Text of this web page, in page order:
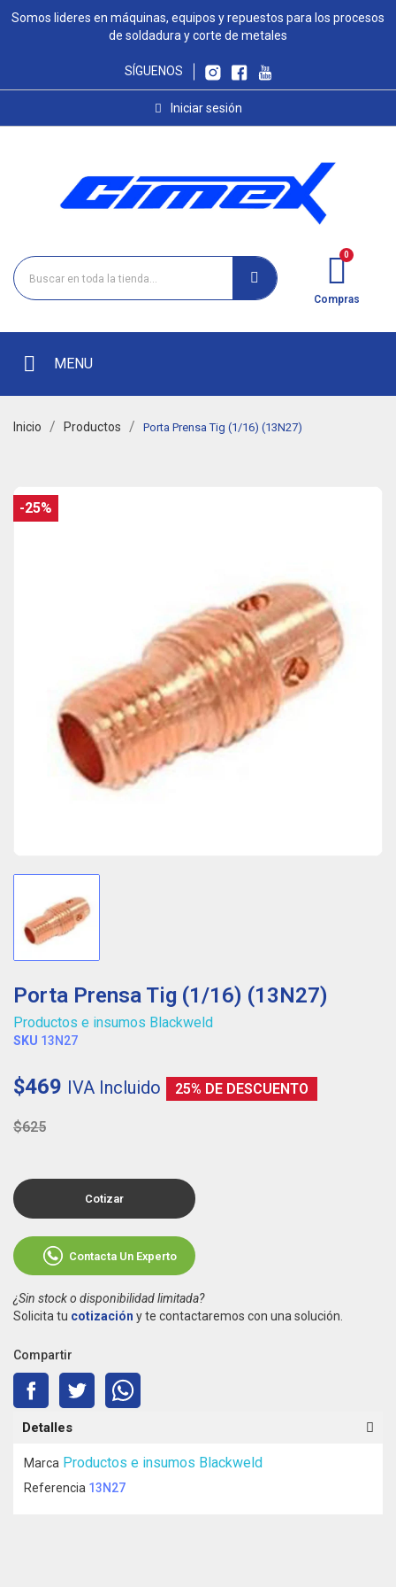
Somos lideres en máquinas, equipos y repuestos para los procesos
de soldadura y corte de metales
SÍGUENOS
Iniciar sesión
Compras
MENU
Inicio Productos Porta Prensa Tig (1/16) (13N27)
-25%
Porta Prensa Tig (1/16) (13N27)
Productos e insumos Blackweld
SKU 13N27
$469 IVA Incluido 25% DE DESCUENTO
$625
Cotizar
Contacta Un Experto
¿Sin stock o disponibilidad limitada?
Solicita tu cotización y te contactaremos con una solución.
Compartir
Detalles
Marca Productos e insumos Blackweld
Referencia 13N27